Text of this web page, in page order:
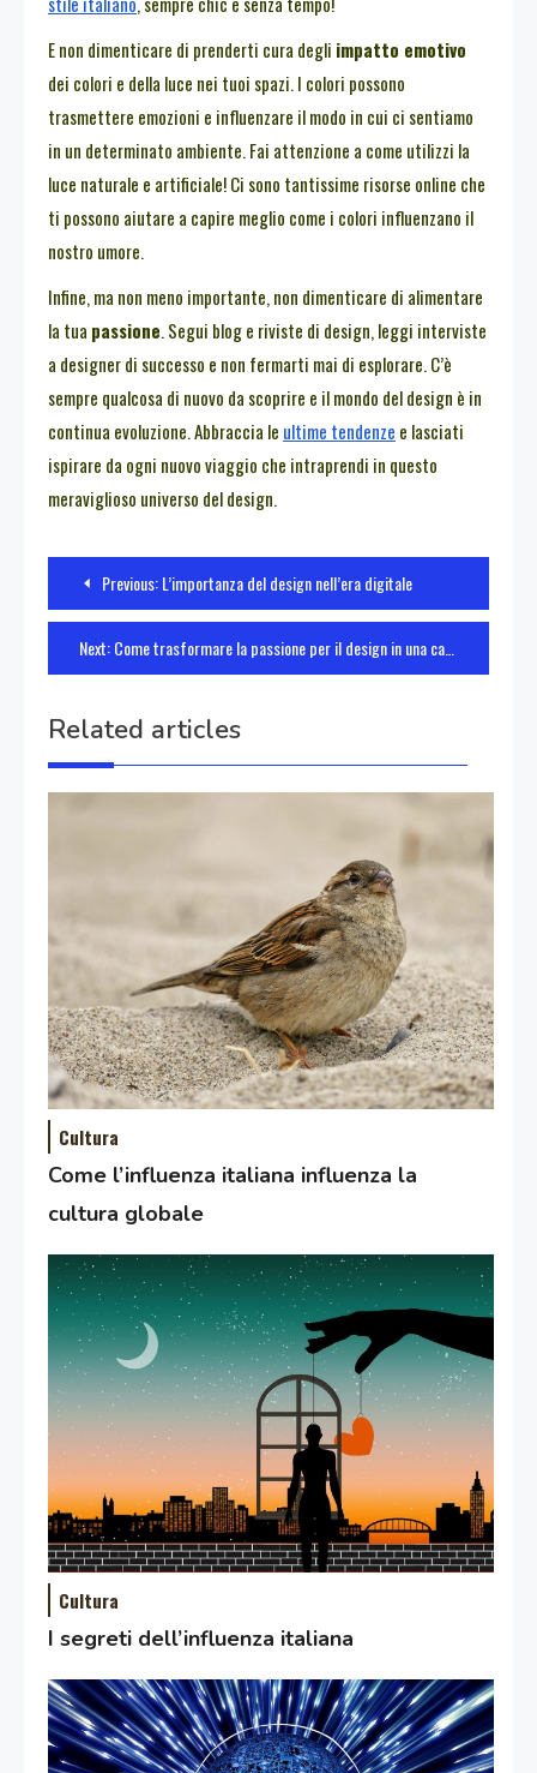
E non dimenticare di prenderti cura degli impatto emotivo
dei colori e della luce nei tuoi spazi. I colori possono
trasmettere emozioni e influenzare il modo in cui ci sentiamo
in un determinato ambiente. Fai attenzione a come utilizzi la
luce naturale e artificiale! Ci sono tantissime risorse online che
ti possono aiutare a capire meglio come i colori influenzano il
nostro umore.
Infine, ma non meno importante, non dimenticare di alimentare
la tua passione. Segui blog e riviste di design, leggi interviste
a designer di successo e non fermarti mai di esplorare. C’è
sempre qualcosa di nuovo da scoprire e il mondo del design è in
continua evoluzione. Abbraccia le ultime tendenze e lasciati
ispirare da ogni nuovo viaggio che intraprendi in questo
meraviglioso universo del design.
Navigazione
articoli
Previous:L’importanza del design nell’era digitale
Next:Come trasformare la passione per il design in una carriera di successo
Related articles
Cultura
Come l’influenza italiana influenza la
cultura globale
Cultura
I segreti dell’influenza italiana